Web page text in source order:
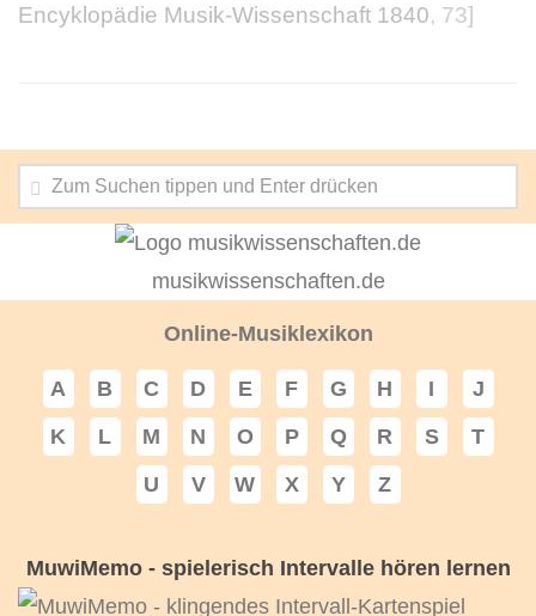
Encyklopädie Musik-Wissenschaft 1840, 73]
musikwissenschaften.de
Online-Musiklexikon
A B C D E F G H I
J
K
L M N O P Q R S
T
U
V W X Y Z
MuwiMemo - spielerisch Intervalle hören lernen